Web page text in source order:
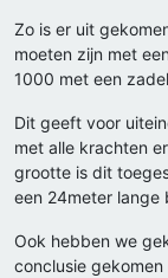
Zo is er uit
moeten zijn met
1000 met een
Dit geeft voor
met alle krachten
grootte is dit
een 24meter lange
Ook hebben we
conclusie